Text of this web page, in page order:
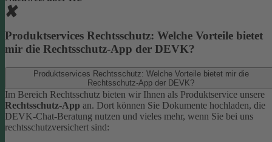
Produktservices Rechtsschutz: Welche Vorteile bietet
mir die Rechtsschutz-App der DEVK?
Produktservices Rechtsschutz: Welche Vorteile bietet mir die
Rechtsschutz-App der DEVK?
Im Bereich Rechtsschutz bieten wir Ihnen als Produktservice unsere
Rechtsschutz-App an. Dort können Sie Dokumente hochladen, die
DEVK-Chat-Beratung nutzen und vieles mehr, wenn Sie bei uns
rechtsschutzversichert sind: